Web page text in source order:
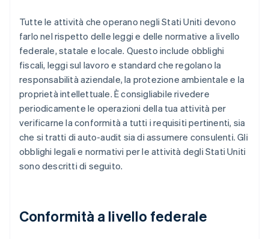
Tutte le attività che operano negli Stati Uniti devono
farlo nel rispetto delle leggi e delle normative a livello
federale, statale e locale. Questo include obblighi
fiscali, leggi sul lavoro e standard che regolano la
responsabilità aziendale, la protezione ambientale e la
proprietà intellettuale. È consigliabile rivedere
periodicamente le operazioni della tua attività per
verificarne la conformità a tutti i requisiti pertinenti, sia
che si tratti di auto-audit sia di assumere consulenti. Gli
obblighi legali e normativi per le attività degli Stati Uniti
sono descritti di seguito.
Conformità a livello federale